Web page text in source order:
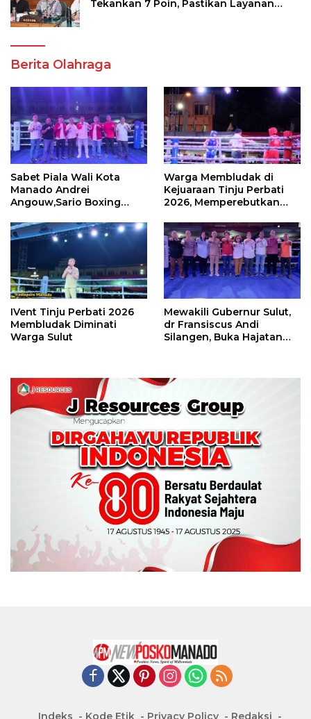
Tekankan 7 Poin, Pastikan Layanan
Berita Olahraga
Sabet Piala Wali Kota
Manado Andrei
Angouw,Sario Boxing
Perbati 2026
Warga Membludak di
Kejuaraan Tinju Perbati
2026, Memperebutkan
IVent Tinju Perbati 2026
Membludak Diminati
Warga Sulut
Mewakili Gubernur Sulut,
dr Fransiscus Andi
Silangen, Buka Hajatan
Indeks Kode Etik Privacy Policy Redaksi